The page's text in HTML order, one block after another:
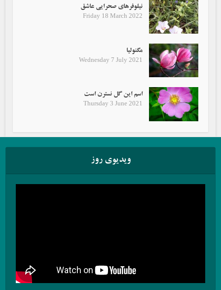
نیلوفرهای صحرایی عاشق
Friday 18 March 2022
مگنولیا
Wednesday 7 July 2021
اسم این گل نسترن است
Thursday 3 June 2021
ویدیوی روز